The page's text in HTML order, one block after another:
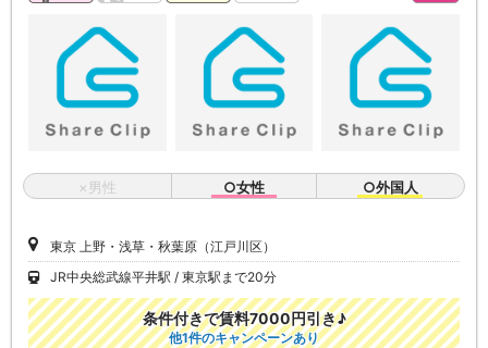
×男性 ○女性 ○外国人
東京 上野・浅草・秋葉原（江戸川区）
JR中央総武線平井駅
東京駅まで20分
条件付きで賃料7000円引き♪
他1件のキャンペーンあり